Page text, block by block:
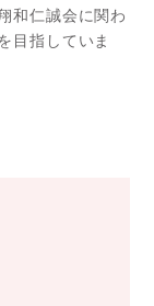
和仁誠会に関わ
目指していま